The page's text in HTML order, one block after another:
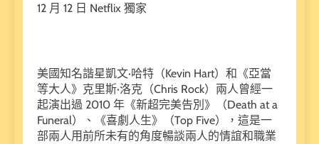
12 月 12 日 Netflix 獨家
美國知名諧星凱文·哈特（Kevin Hart）和《亞當
等大人》克里斯·洛克（Chris Rock）兩人曾經一
起演出過 2010 年《新超完美告別》（Death at a
Funeral）、《喜劇人生》（Top Five），這是一
部兩人用前所未有的角度暢談兩人的情誼和職業